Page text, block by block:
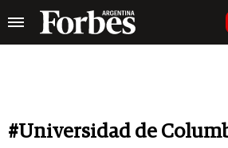
#Universidad de